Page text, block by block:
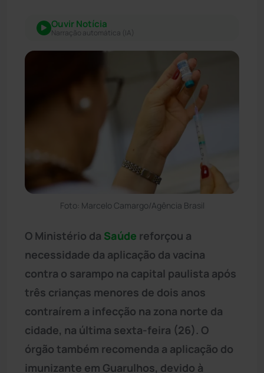
Ouvir Notícia
Narração automática (IA)
Foto: Marcelo Camargo/Agência Brasil
O Ministério da Saúde reforçou a
necessidade da aplicação da vacina
contra o sarampo na capital paulista após
três crianças menores de dois anos
contraírem a infecção na zona norte da
cidade, na última sexta-feira (26). O
órgão também recomenda a aplicação do
imunizante em Guarulhos, devido à